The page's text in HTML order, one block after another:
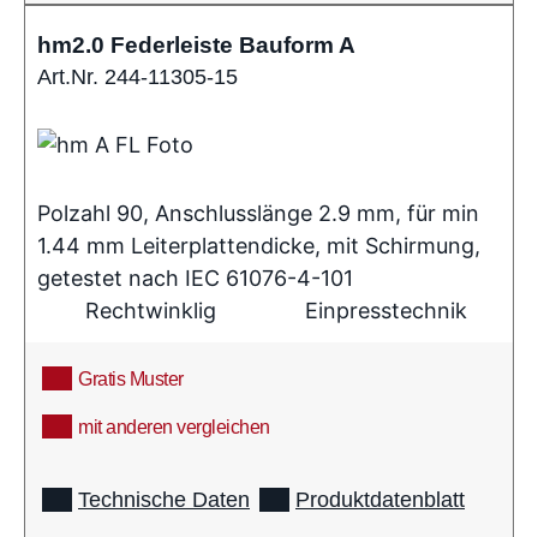
hm2.0 Federleiste Bauform A
Art.Nr. 244-11305-15
Polzahl 90, Anschlusslänge 2.9 mm, für min
1.44 mm Leiterplattendicke, mit Schirmung,
getestet nach IEC 61076-4-101
Rechtwinklig
Einpresstechnik
Gratis Muster
mit anderen vergleichen
Technische Daten Produktdatenblatt